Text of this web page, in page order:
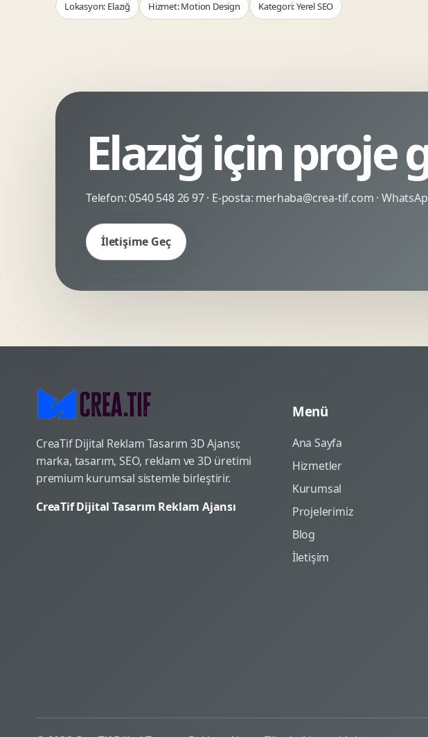
Mikro Animasyon Tasarimi
Urun Tanitim Animasyonu
Interaktif Kampanya
Lokasyon: Elazığ Hizmet: Motion Design Kategori: Yerel SEO
Elazığ için proje
Telefon:0540 548 26 97· E-posta: merhaba@crea-tif.com ·
İletişime Geç
CreaTif Dijital Reklam Tasarım 3D Ajansı;
marka, tasarım, SEO, reklam ve 3D üretimi
premium kurumsal sistemle birleştirir.
CreaTif Dijital Tasarım Reklam Ajansı
Menü
Ana Sayfa
Hizmetler
Kurumsal
Projelerimiz
Blog
İletişim